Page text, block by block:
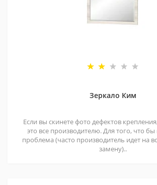
Зеркало Ким
Если вы скинете фото дефектов
это все производителю. Для того, что
проблема (часто производитель идет на
замену)..